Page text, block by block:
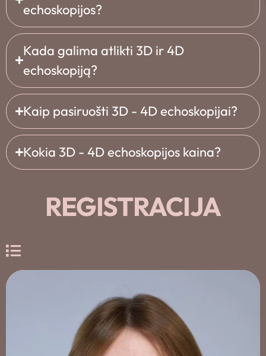
echoskopijos?
Kada galima atlikti 3D ir 4D
echoskopiją?
Kaip pasiruošti 3D - 4D echoskopijai?
Kokia 3D - 4D echoskopijos kaina?
REGISTRACIJA